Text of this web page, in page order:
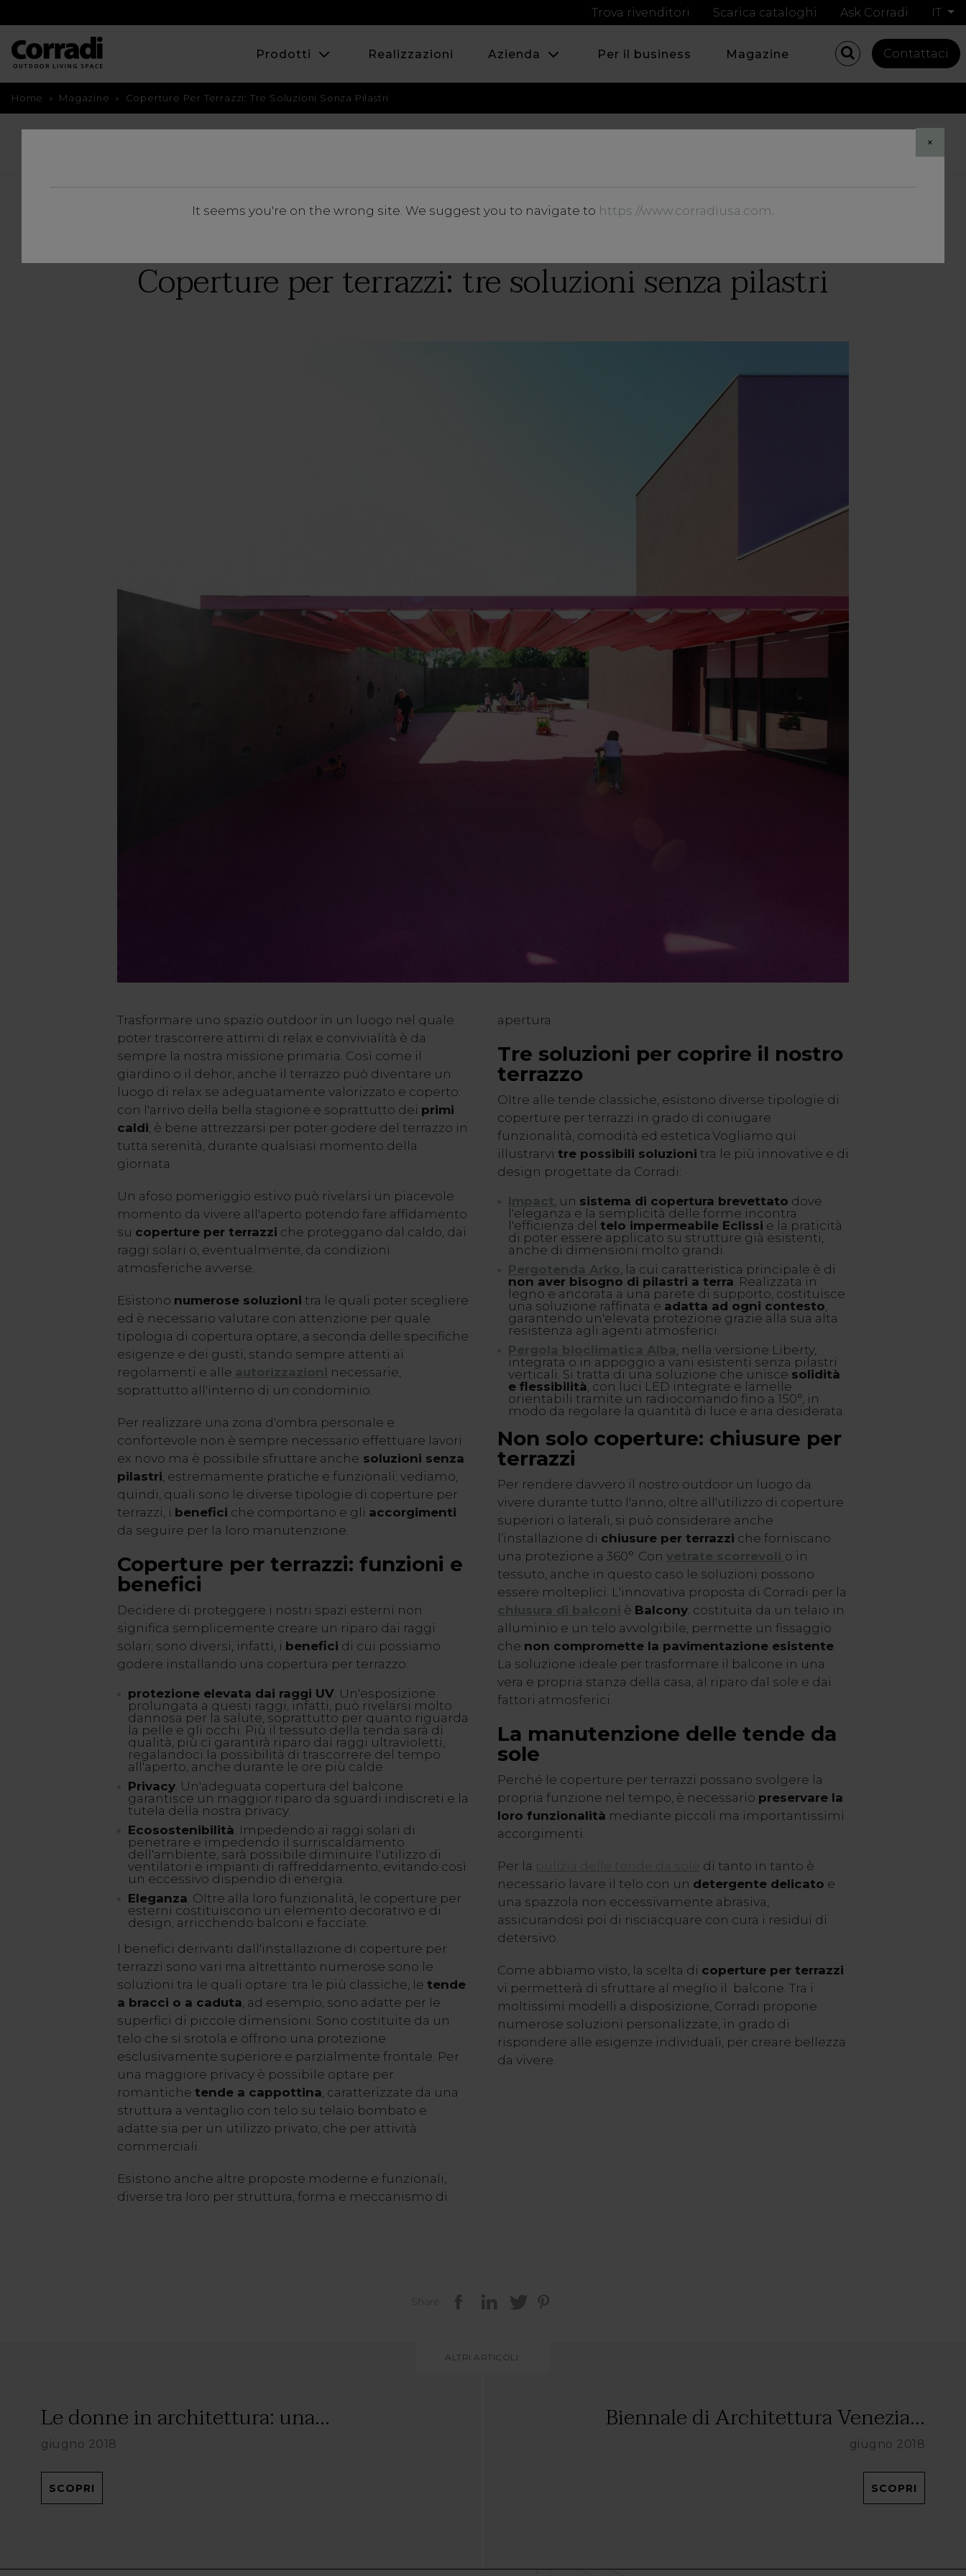
×
It seems you're on the wrong site. We suggest you to navigate to https://www.corradiusa.com.
Trova rivenditori Scarica cataloghi Ask Corradi IT
Prodotti Realizzazioni Azienda Per il business Magazine Contattaci
Home » Magazine » Coperture Per Terrazzi: Tre Soluzioni Senza Pilastri
Coperture per terrazzi: tre soluzioni senza pilastri
Trasformare uno spazio outdoor in un luogo nel quale
poter trascorrere attimi di relax e convivialità è da
sempre la nostra missione primaria. Così come il
giardino o il dehor, anche il terrazzo può diventare un
luogo di relax se adeguatamente valorizzato e coperto:
con l'arrivo della bella stagione e soprattutto dei primi
caldi, è bene attrezzarsi per poter godere del terrazzo in
tutta serenità, durante qualsiasi momento della
giornata.
Un afoso pomeriggio estivo può rivelarsi un piacevole
momento da vivere all'aperto potendo fare affidamento
su coperture per terrazzi che proteggano dal caldo, dai
raggi solari o, eventualmente, da condizioni
atmosferiche avverse.
Esistono numerose soluzioni tra le quali poter scegliere
ed è necessario valutare con attenzione per quale
tipologia di copertura optare, a seconda delle specifiche
esigenze e dei gusti, stando sempre attenti ai
regolamenti e alle autorizzazioni necessarie,
soprattutto all'interno di un condominio.
Per realizzare una zona d'ombra personale e
confortevole non è sempre necessario effettuare lavori
ex novo ma è possibile sfruttare anche soluzioni senza
pilastri, estremamente pratiche e funzionali; vediamo,
quindi, quali sono le diverse tipologie di coperture per
terrazzi, i benefici che comportano e gli accorgimenti
da seguire per la loro manutenzione.
Coperture per terrazzi: funzioni e
benefici
Decidere di proteggere i nostri spazi esterni non
significa semplicemente creare un riparo dai raggi
solari; sono diversi, infatti, i benefici di cui possiamo
godere installando una copertura per terrazzo:
protezione elevata dai raggi UV. Un'esposizione
prolungata a questi raggi, infatti, può rivelarsi molto
dannosa per la salute, soprattutto per quanto riguarda
la pelle e gli occhi. Più il tessuto della tenda sarà di
qualità, più ci garantirà riparo dai raggi ultravioletti,
regalandoci la possibilità di trascorrere del tempo
all'aperto, anche durante le ore più calde.
Privacy. Un'adeguata copertura del balcone
garantisce un maggior riparo da sguardi indiscreti e la
tutela della nostra privacy.
Ecosostenibilità. Impedendo ai raggi solari di
penetrare e impedendo il surriscaldamento
dell'ambiente, sarà possibile diminuire l'utilizzo di
ventilatori e impianti di raffreddamento, evitando così
un eccessivo dispendio di energia.
Eleganza. Oltre alla loro funzionalità, le coperture per
esterni costituiscono un elemento decorativo e di
design, arricchendo balconi e facciate.
I benefici derivanti dall'installazione di coperture per
terrazzi sono vari ma altrettanto numerose sono le
soluzioni tra le quali optare: tra le più classiche, le tende
a bracci o a caduta, ad esempio, sono adatte per le
superfici di piccole dimensioni. Sono costituite da un
telo che si srotola e offrono una protezione
esclusivamente superiore e parzialmente frontale. Per
una maggiore privacy è possibile optare per
romantiche tende a cappottina, caratterizzate da una
struttura a ventaglio con telo su telaio bombato e
adatte sia per un utilizzo privato, che per attività
commerciali.
Esistono anche altre proposte moderne e funzionali,
diverse tra loro per struttura, forma e meccanismo di
apertura.
Tre soluzioni per coprire il nostro
terrazzo
Oltre alle tende classiche, esistono diverse tipologie di
coperture per terrazzi in grado di coniugare
funzionalità, comodità ed estetica.Vogliamo qui
illustrarvi tre possibili soluzioni tra le più innovative e di
design progettate da Corradi:
Impact, un sistema di copertura brevettato dove
l'eleganza e la semplicità delle forme incontra
l'efficienza del telo impermeabile Eclissi e la praticità
di poter essere applicato su strutture già esistenti,
anche di dimensioni molto grandi.
Pergotenda Arko, la cui caratteristica principale è di
non aver bisogno di pilastri a terra. Realizzata in
legno e ancorata a una parete di supporto, costituisce
una soluzione raffinata e adatta ad ogni contesto,
garantendo un'elevata protezione grazie alla sua alta
resistenza agli agenti atmosferici.
Pergola bioclimatica Alba, nella versione Liberty,
integrata o in appoggio a vani esistenti senza pilastri
verticali. Si tratta di una soluzione che unisce solidità
e flessibilità, con luci LED integrate e lamelle
orientabili tramite un radiocomando fino a 150°, in
modo da regolare la quantità di luce e aria desiderata.
Non solo coperture: chiusure per
terrazzi
Per rendere davvero il nostro outdoor un luogo da
vivere durante tutto l'anno, oltre all'utilizzo di coperture
superiori o laterali, si può considerare anche
l’installazione di chiusure per terrazzi che forniscano
una protezione a 360°. Con vetrate scorrevoli o in
tessuto, anche in questo caso le soluzioni possono
essere molteplici. L'innovativa proposta di Corradi per la
chiusura di balconi è Balcony: costituita da un telaio in
alluminio e un telo avvolgibile, permette un fissaggio
che non compromette la pavimentazione esistente.
La soluzione ideale per trasformare il balcone in una
vera e propria stanza della casa, al riparo dal sole e dai
fattori atmosferici.
La manutenzione delle tende da
sole
Perché le coperture per terrazzi possano svolgere la
propria funzione nel tempo, è necessario preservare la
loro funzionalità mediante piccoli ma importantissimi
accorgimenti.
Per la pulizia delle tende da sole
di tanto in tanto è
necessario lavare il telo con un detergente delicato e
una spazzola non eccessivamente abrasiva,
assicurandosi poi di risciacquare con cura i residui di
detersivo.
Come abbiamo visto, la scelta di coperture per terrazzi
vi permetterà di sfruttare al meglio il balcone. Tra i
moltissimi modelli a disposizione, Corradi propone
numerose soluzioni personalizzate, in grado di
rispondere alle esigenze individuali, per creare bellezza
da vivere.
Share
ALTRI ARTICOLI:
Le donne in architettura: una...
giugno 2018
SCOPRI
Biennale di Architettura Venezia...
giugno 2018
SCOPRI